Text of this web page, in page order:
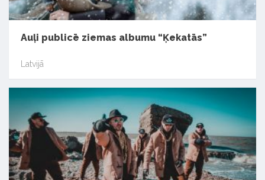
Auļi publicē ziemas albumu “Ķekatās”
Latvijā